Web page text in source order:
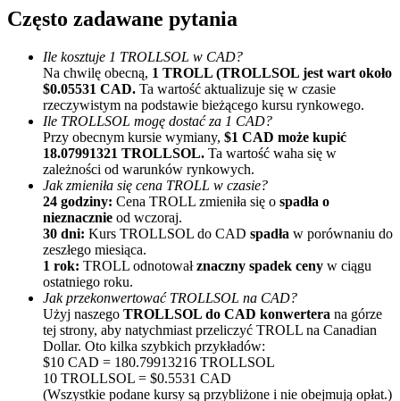
Polecaj
Zaproś przyjaciela, aby otrzymać nagrody pieniężne
Deposit CASHCAT & Win
Często zadawane pytania
Ile kosztuje 1 TROLLSOL w CAD?
Na chwilę obecną, 1 TROLL (TROLLSOL jest wart około
$0.05531 CAD. Ta wartość aktualizuje się w czasie
rzeczywistym na podstawie bieżącego kursu rynkowego.
Ile TROLLSOL mogę dostać za 1 CAD?
Przy obecnym kursie wymiany, $1 CAD może kupić
18.07991321 TROLLSOL. Ta wartość waha się w
zależności od warunków rynkowych.
Jak zmieniła się cena TROLL w czasie?
24 godziny: Cena TROLL zmieniła się o spadła o
nieznacznie od wczoraj.
30 dni: Kurs TROLLSOL do CAD spadła w porównaniu do
zeszłego miesiąca.
1 rok: TROLL odnotowałznaczny spadek ceny w ciągu
ostatniego roku.
Jak przekonwertować TROLLSOL na CAD?
Użyj naszego TROLLSOL do CAD konwertera na górze
tej strony, aby natychmiast przeliczyć TROLL na Canadian
Dollar. Oto kilka szybkich przykładów:
$10 CAD = 180.79913216 TROLLSOL
10 TROLLSOL = $0.5531 CAD
(Wszystkie podane kursy są przybliżone i nie obejmują opłat.)